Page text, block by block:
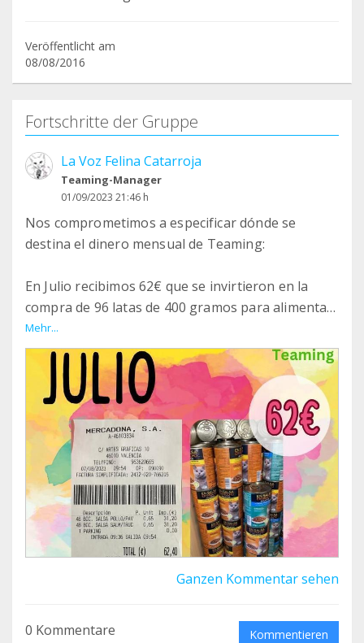
Veröffentlicht am
08/08/2016
Fortschritte der Gruppe
La Voz Felina Catarroja
Teaming-Manager
01/09/2023 21:46 h
Nos comprometimos a especificar dónde se
destina el dinero mensual de Teaming:
En Julio recibimos 62€ que se invirtieron en la
compra de 96 latas de 400 gramos para alimentar
las diferentes colonias felinas que cuidamos a
diario.
¡Muchas gracias!
Mehr...
Ganzen Kommentar sehen
0 Kommentare Kommentieren